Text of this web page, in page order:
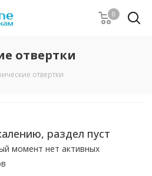
0
отвертки
отвертки
раздел пуст
момент нет активных